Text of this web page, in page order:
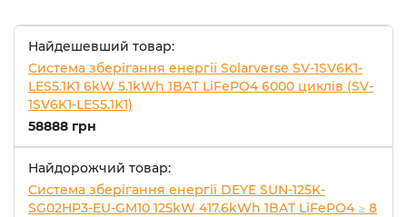
Найдешевший товар:
Система зберігання енергії Solarverse SV-1SV6K1-
LES5.1K1 6kW 5.1kWh 1BAT LiFePO4 6000 циклів (SV-
1SV6K1-LES5.1K1)
58888 грн
Найдорожчий товар:
Система зберігання енергії DEYE SUN-125K-
SG02HP3-EU-GM10 125kW 417.6kWh 1BAT LiFePO4 ≥ 8